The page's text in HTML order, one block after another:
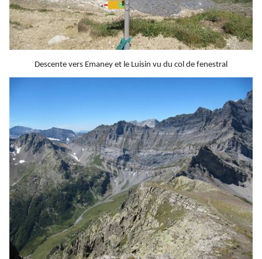
Descente vers Emaney et le Luisin vu du col de fenestral